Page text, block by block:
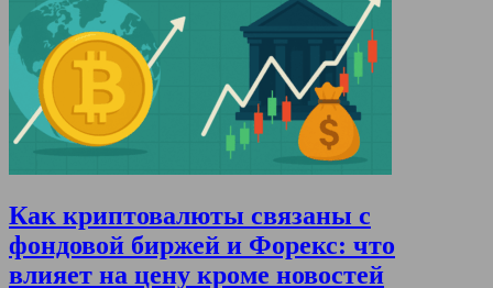
Как криптовалюты связаны с
фондовой биржей и Форекс: что
влияет на цену кроме новостей